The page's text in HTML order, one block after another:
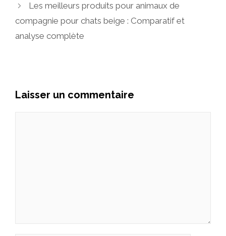
Les meilleurs produits pour animaux de
compagnie pour chats beige : Comparatif et
analyse complète
Laisser un commentaire